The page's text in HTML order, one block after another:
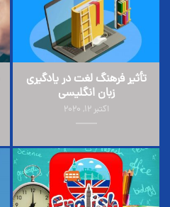
تأثیر فرهنگ لغت در یادگیری
زبان انگلیسی
اکتبر 12, 2020